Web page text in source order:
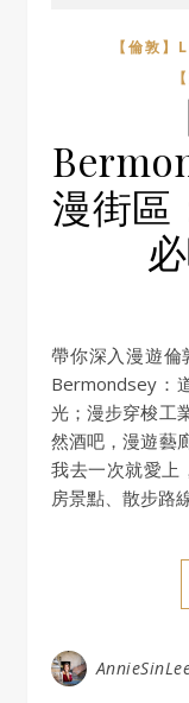
【倫敦
漫街區
帶你深入漫遊倫敦最時尚浪漫，我最愛的街區之一的
Bermondsey：
光；漫步穿梭工
然酒吧，漫遊藝
我去一次就愛上
房景點、散步路